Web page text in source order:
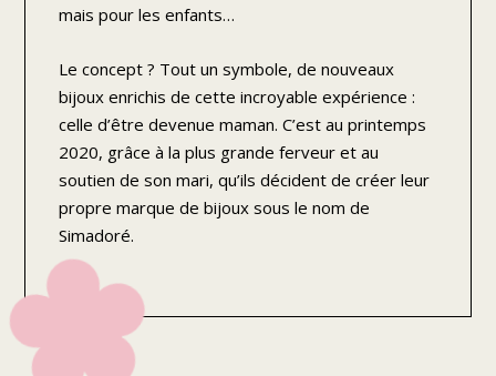
mais pour les enfants…
Le concept ? Tout un symbole, de nouveaux
bijoux enrichis de cette incroyable expérience :
celle d’être devenue maman. C’est au printemps
2020, grâce à la plus grande ferveur et au
soutien de son mari, qu’ils décident de créer leur
propre marque de bijoux sous le nom de
Simadoré.